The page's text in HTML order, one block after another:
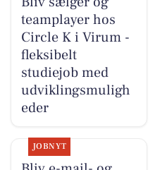
teamplayer hos
Circle K i Virum -
fleksibelt
studiejob med
udviklingsmuligh
eder
JOBNYT